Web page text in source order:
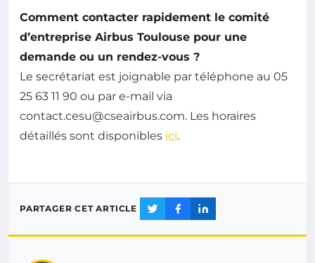
Comment contacter rapidement le comité
d’entreprise Airbus Toulouse pour une
demande ou un rendez-vous ?
Le secrétariat est joignable par téléphone au 05
25 63 11 90 ou par e-mail via
contact.cesu@cseairbus.com. Les horaires
détaillés sont disponibles ici.
PARTAGER CET ARTICLE